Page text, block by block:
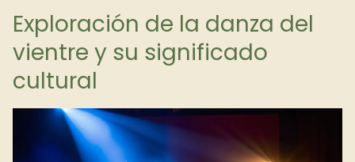
Exploración de la danza del
vientre y su significado
cultural